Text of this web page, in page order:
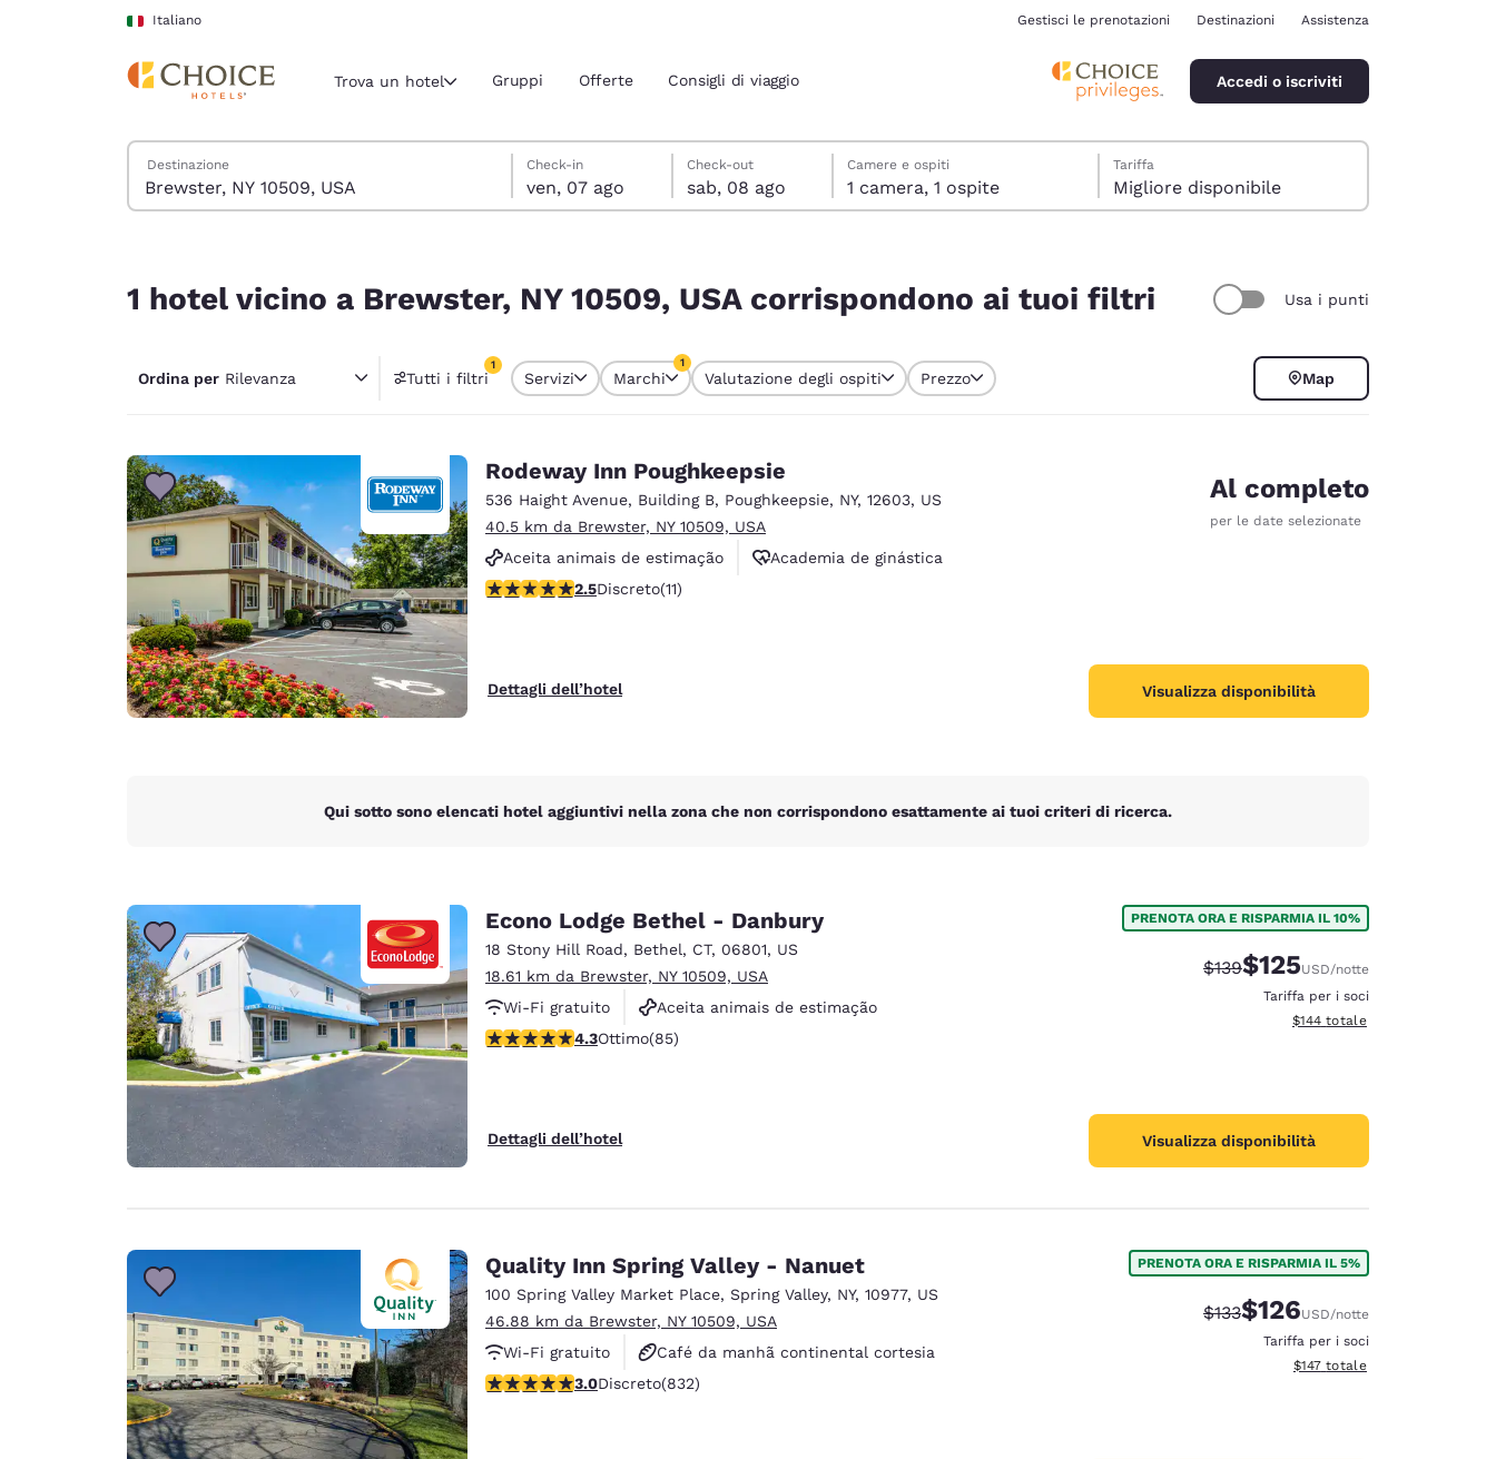
Vai A Contenuto Principale
Italiano
Regione e posizione attuali
Americhe
United States
English
Estados Unidos
Español Español
Canada
Français
México
Español
Mexico
Europa
Deutschland
Deutsch
Spain
English
United Kingdom
Australia India
English
Gestisci le prenotazioni Destinazioni Assistenza
Trova un hotel Gruppi Offerte Consigli di viaggio Accedi o iscriviti
Cerca hotel
Destinazione
venerdì 7 agosto
Check-in
ven, 07 ago
sabato 8 agosto
Check-out
sab, 08 ago
sabato 8 agosto data di check-out selezionata
venerdì 7 agosto data di check-in selezionata
Camere e ospiti
1 camera, 1 ospite
Tariffa
Migliore disponibile
1 hotel vicino a Brewster, NY 10509, USA corrispondono ai tuoi filtri Usa i punti
Ordina per Rilevanza Tutti i filtri
1
1 filtro attualmente selezionato
Servizi Marchi
1
Valutazione degli ospiti Prezzo Map
Rodeway Inn Poughkeepsie
536 Haight Avenue, Building B, Poughkeepsie, NY, 12603, US
40.5 km da Brewster, NY 10509, USA
Aceita animais de estimação
Academia de ginástica
Piscina interna
Valutazione di 2.45 stelle. Discreto. 11 recensioni
2.5Discreto(11)
Dettagli dell’hotel
Al completo
per le date selezionate
Visualizza disponibilità
Qui sotto sono elencati hotel aggiuntivi nella zona che non corrispondono esattamente ai tuoi criteri di ricerca.
Econo Lodge Bethel - Danbury
18 Stony Hill Road, Bethel, CT, 06801, US
18.61 km da Brewster, NY 10509, USA
Wi-Fi gratuito
Aceita animais de estimação
Valutazione di 4.25 stelle. Ottimo. 85 recensioni
4.3Ottimo(85)
Dettagli dell’hotel
PRENOTA ORA E RISPARMIA IL 10%
Tariffa di barratura:
$139Tariffa scontata:
$125USD/notte
Tariffa per i soci
Visualizza i dettagli totali
$144 totale
Visualizza disponibilità
Quality Inn Spring Valley - Nanuet
100 Spring Valley Market Place, Spring Valley, NY, 10977, US
46.88 km da Brewster, NY 10509, USA
Wi-Fi gratuito
Café da manhã continental cortesia
Não fumante
Valutazione di 3 stelle. Discreto. 832 recensioni
3.0Discreto(832)
PRENOTA ORA E RISPARMIA IL 5%
Tariffa di barratura:
$133Tariffa scontata:
$126USD/notte
Tariffa per i soci
Visualizza i dettagli totali
$147 totale